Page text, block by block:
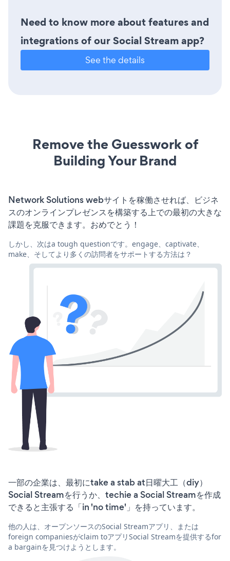
Need to know more about features and
integrations of our Social Stream app?
See the details
Remove the Guesswork of
Building Your Brand
Network Solutions webサイトを稼働させれば、ビジネ
スのオンラインプレゼンスを構築する上での最初の大きな
課題を克服できます。おめでとう！
しかし、次はa tough questionです。engage、captivate、
make、そしてより多くの訪問者をサポートする方法は？
一部の企業は、最初にtake a stab at日曜大工（diy）
Social Streamを行うか、techie a Social Streamを作成
できると主張する「in 'no time'」を持っています。
他の人は、オープンソースのSocial Streamアプリ、または
foreign companiesがclaim toアプリSocial Streamを提供するfor
a bargainを見つけようとします。